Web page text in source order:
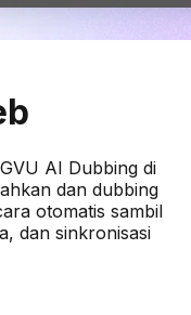
AI Dubbing di
dan dubbing
otomatis sambil
dan sinkronisasi